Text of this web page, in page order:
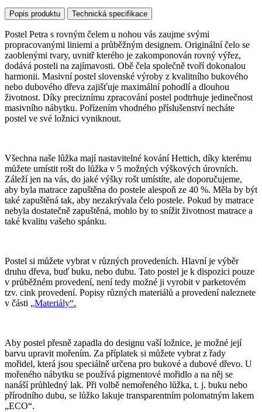
Popis produktu Technická specifikace
Postel Petra s rovným čelem u nohou vás zaujme svými
propracovanými liniemi a průběžným designem. Originální čelo se
zaoblenými tvary, uvnitř kterého je zakomponován rovný výřez,
dodává posteli na zajímavosti. Obě čela společně tvoří dokonalou
harmonii. Masivní postel slovenské výroby z kvalitního bukového
nebo dubového dřeva zajišťuje maximální pohodlí a dlouhou
životnost. Díky preciznímu zpracování postel podtrhuje jedinečnost
masivního nábytku. Pořízením vhodného příslušenství necháte
postel ve své ložnici vyniknout.
Všechna naše lůžka mají nastavitelné kování Hettich, díky kterému
můžete umístit rošt do lůžka v 5 možných výškových úrovních.
Záleží jen na vás, do jaké výšky rošt umístíte, ale doporučujeme,
aby byla matrace zapuštěna do postele alespoň ze 40 %. Měla by být
také zapuštěná tak, aby nezakrývala čelo postele. Pokud by matrace
nebyla dostatečně zapuštěná, mohlo by to snížit životnost matrace a
také kvalitu vašeho spánku.
Postel si můžete vybrat v různých provedeních. Hlavní je výběr
druhu dřeva, buď buku, nebo dubu. Tato postel je k dispozici pouze
v průběžném provedení, není tedy možné ji vyrobit v parketovém
tzv. cink provedení. Popisy různých materiálů a provedení naleznete
v části „Materiály“.
Aby postel přesně zapadla do designu vaší ložnice, je možné její
barvu upravit mořením. Za příplatek si můžete vybrat z řady
mořidel, která jsou speciálně určena pro bukové a dubové dřevo. U
mořeného nábytku se používá pigmentové mořidlo a na něj se
nanáší průhledný lak. Při volbě nemořeného lůžka, t. j. buku nebo
přírodního dubu, se lůžko lakuje transparentním polomatným lakem
„ECO“.